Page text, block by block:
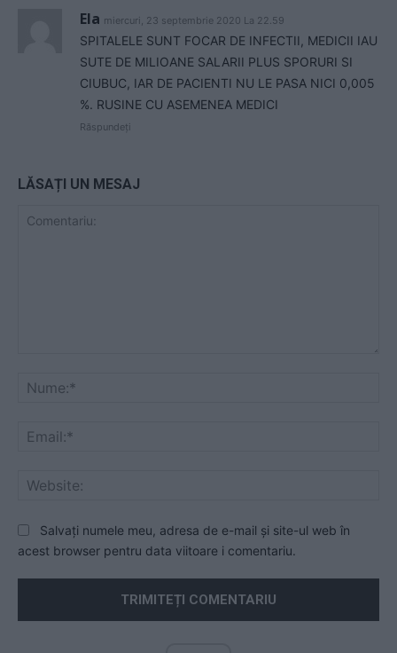
Ela miercuri, 23 septembrie 2020 La 22.59
SPITALELE SUNT FOCAR DE INFECTII, MEDICII IAU
SUTE DE MILIOANE SALARII PLUS SPORURI SI
CIUBUC, IAR DE PACIENTI NU LE PASA NICI 0,005
%. RUSINE CU ASEMENEA MEDICI
Răspundeți
LĂSAȚI UN MESAJ
Salvați numele meu, adresa de e-mail și site-ul web în
acest browser pentru data viitoare i comentariu.